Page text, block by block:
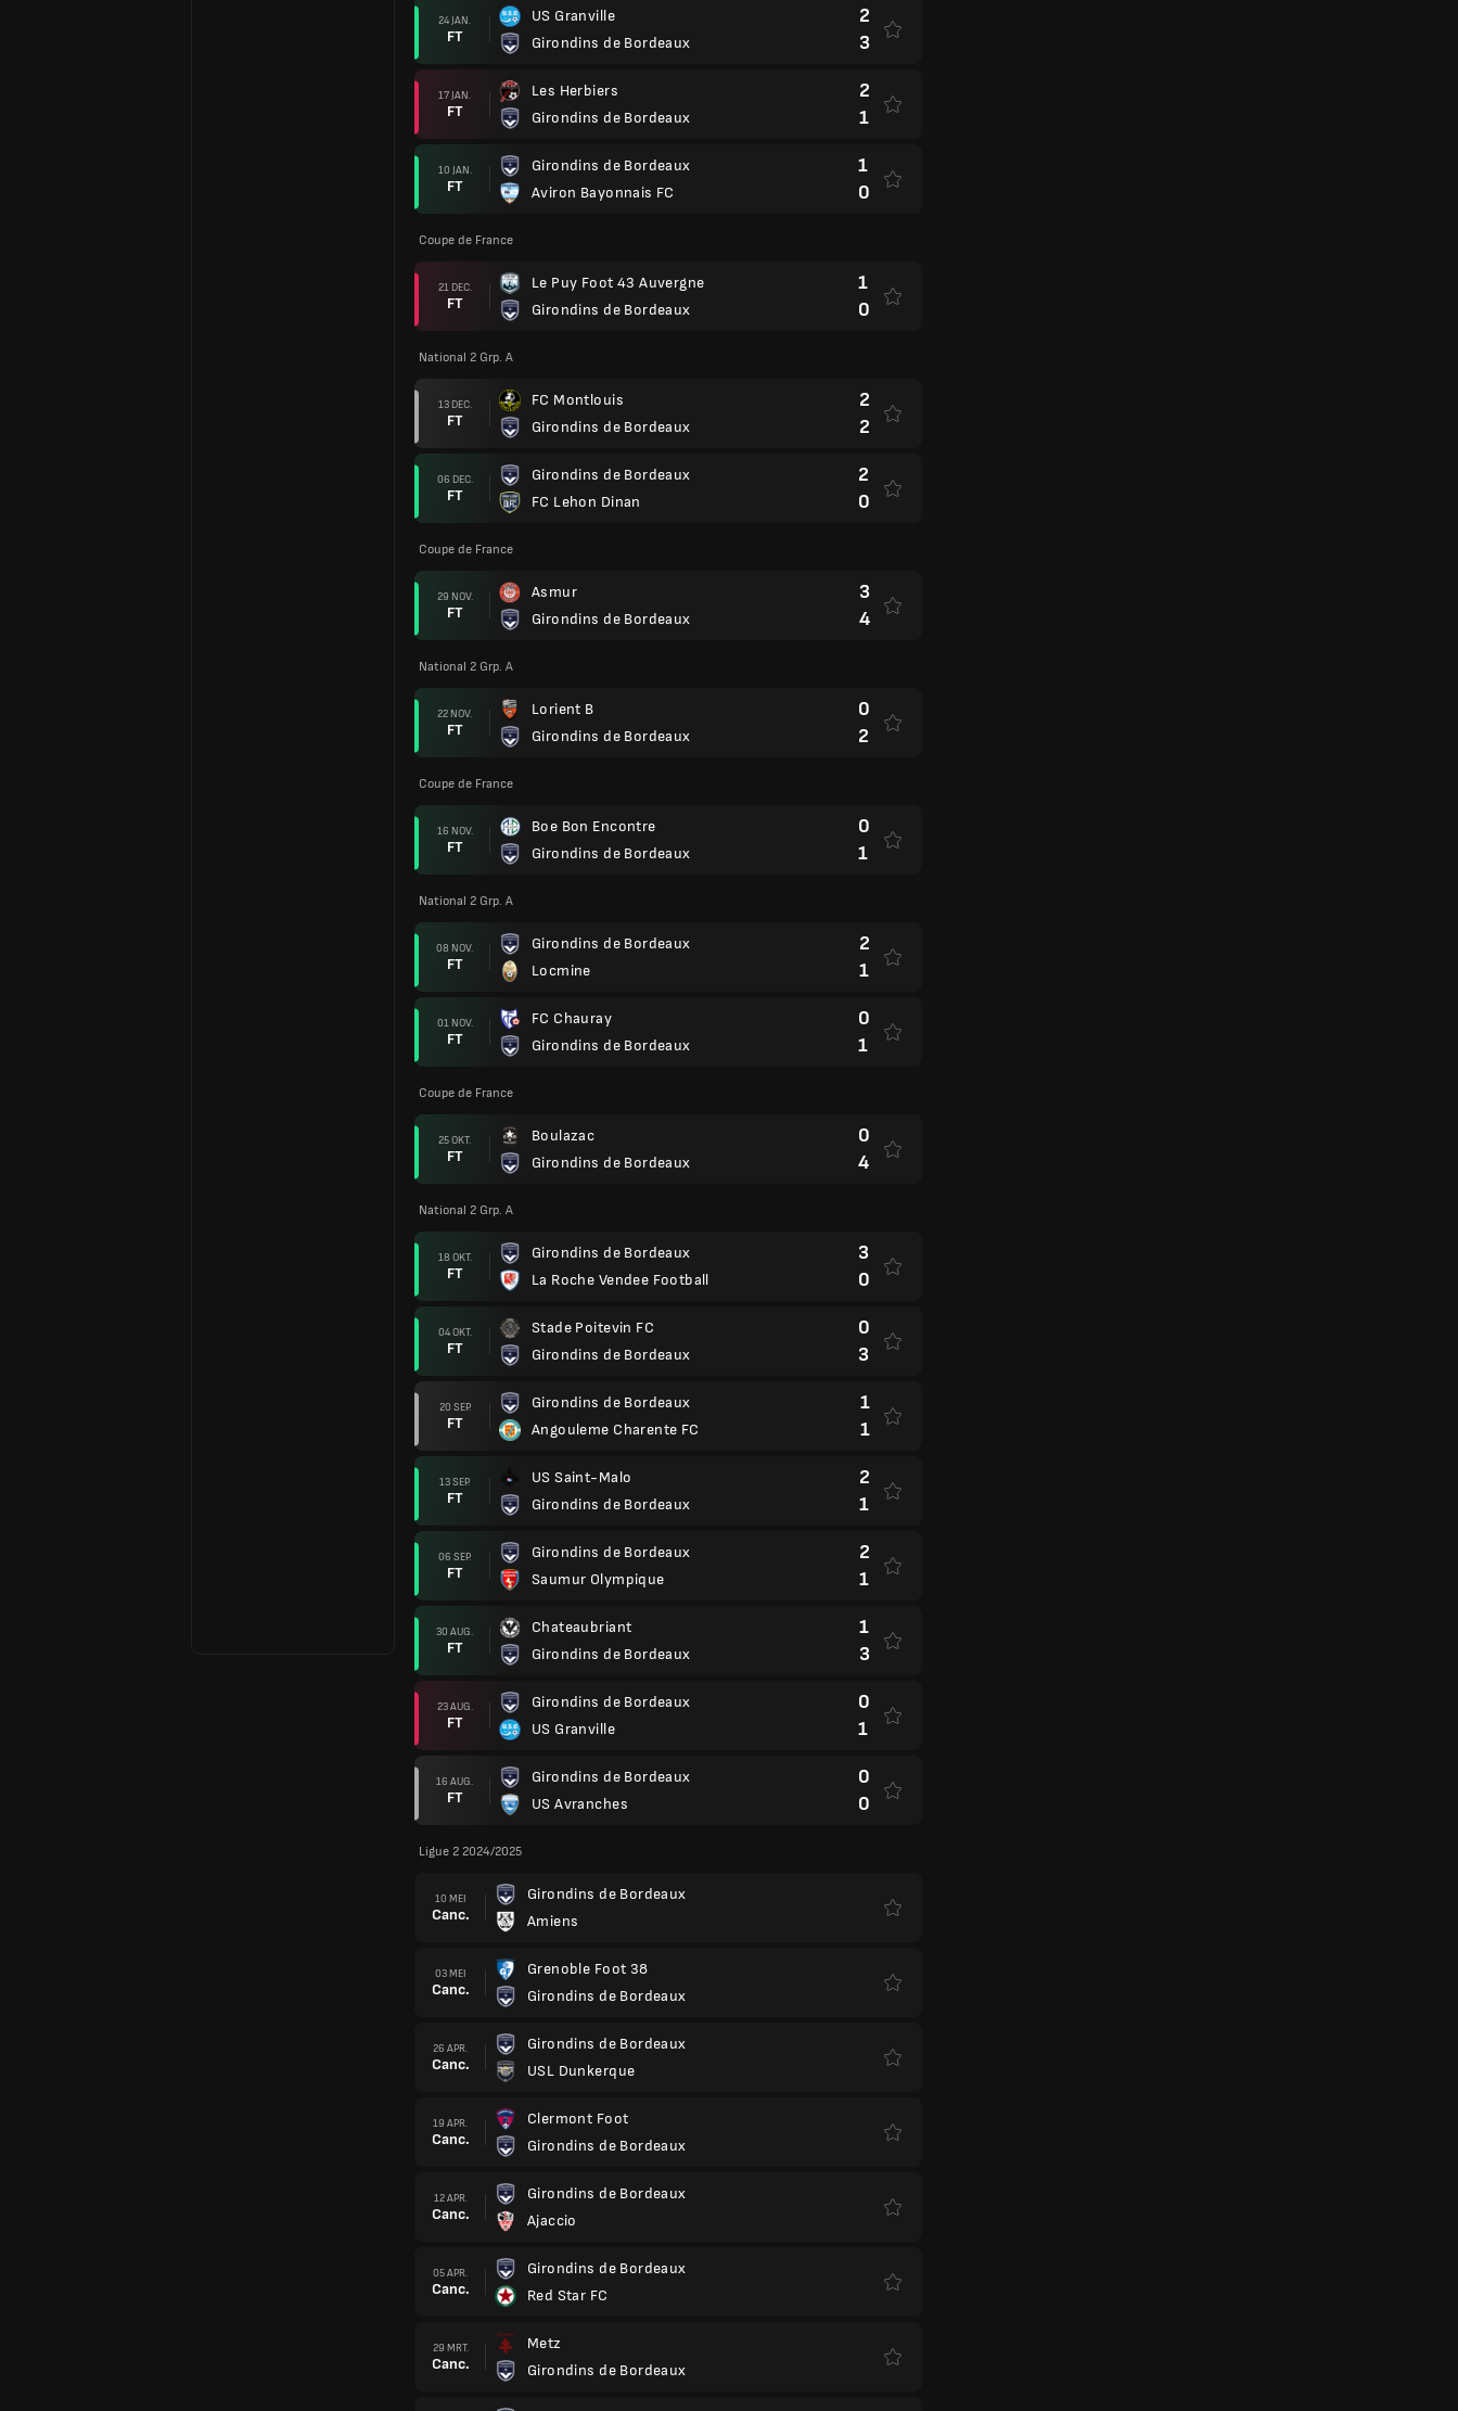
24 JAN.
FT
US Granville
Girondins de Bordeaux
2
3
17 JAN.
FT
Les Herbiers
Girondins de Bordeaux
2
1
10 JAN.
FT
Girondins de Bordeaux
Aviron Bayonnais FC
1
0
Coupe de France
21 DEC.
FT
Le Puy Foot 43 Auvergne
Girondins de Bordeaux
1
0
National 2 Grp. A
13 DEC.
FT
FC Montlouis
Girondins de Bordeaux
2
2
06 DEC.
FT
Girondins de Bordeaux
FC Lehon Dinan
2
0
Coupe de France
29 NOV.
FT
Asmur
Girondins de Bordeaux
3
4
National 2 Grp. A
22 NOV.
FT
Lorient B
Girondins de Bordeaux
0
2
Coupe de France
16 NOV.
FT
Boe Bon Encontre
Girondins de Bordeaux
0
1
National 2 Grp. A
08 NOV.
FT
Girondins de Bordeaux
Locmine
2
1
01 NOV.
FT
FC Chauray
Girondins de Bordeaux
0
1
Coupe de France
25 OKT.
FT
Boulazac
Girondins de Bordeaux
0
4
National 2 Grp. A
18 OKT.
FT
Girondins de Bordeaux
La Roche Vendee Football
3
0
04 OKT.
FT
Stade Poitevin FC
Girondins de Bordeaux
0
3
20 SEP.
FT
Girondins de Bordeaux
Angouleme Charente FC
1
1
13 SEP.
FT
US Saint-Malo
Girondins de Bordeaux
2
1
06 SEP.
FT
Girondins de Bordeaux
Saumur Olympique
2
1
30 AUG.
FT
Chateaubriant
Girondins de Bordeaux
1
3
23 AUG.
FT
Girondins de Bordeaux
US Granville
0
1
16 AUG.
FT
Girondins de Bordeaux
US Avranches
0
0
Ligue 2 2024/2025
10 MEI
Canc.
Girondins de Bordeaux
Amiens
03 MEI
Canc.
Grenoble Foot 38
Girondins de Bordeaux
26 APR.
Canc.
Girondins de Bordeaux
USL Dunkerque
19 APR.
Canc.
Clermont Foot
Girondins de Bordeaux
12 APR.
Canc.
Girondins de Bordeaux
Ajaccio
05 APR.
Canc.
Girondins de Bordeaux
Red Star FC
29 MRT.
Canc.
Metz
Girondins de Bordeaux